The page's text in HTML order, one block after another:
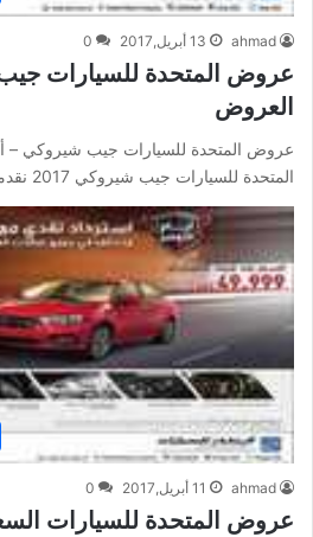
ahmad 13 أبريل,2017 0
عروض المتحدة للسيارات
العروض
عروض المتحدة للسيارات جيب شيروكي
المتحدة للسيارات جيب شيروكي 2017 نقدمها لكم اليوم من موقع…
ahmad 11 أبريل,2017 0
عروض المتحدة للسيارات